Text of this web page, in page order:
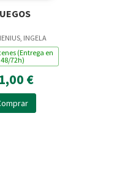
INGELA
(Entrega en
48/72h)
€